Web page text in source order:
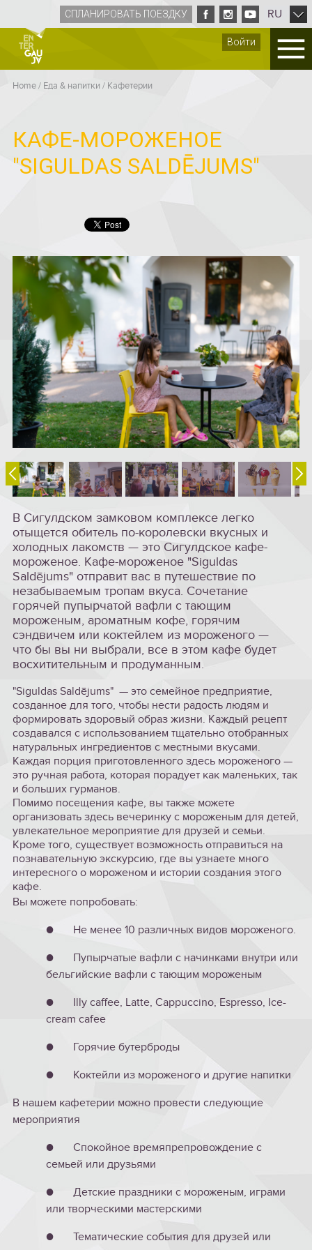
Войти
СПЛАНИРОВАТЬ ПОЕЗДКУ RU
Home/ Eда & напитки / Кафетерии
КАФЕ-МОРОЖЕНОЕ
"SIGULDAS SALDĒJUMS"
В Сигулдском замковом комплексе легко
отыщется обитель по-королевски вкусных и
холодных лакомств — это Сигулдское кафе-
мороженое. Кафе-мороженое "Siguldas
Saldējums" отправит вас в путешествие по
незабываемым тропам вкуса. Сочетание
горячей пупырчатой вафли с тающим
мороженым, ароматным кофе, горячим
сэндвичем или коктейлем из мороженого —
что бы вы ни выбрали, все в этом кафе будет
восхитительным и продуманным.
"Siguldas Saldējums" — это семейное предприятие,
созданное для того, чтобы нести радость людям и
формировать здоровый образ жизни. Каждый рецепт
создавался с использованием тщательно отобранных
натуральных ингредиентов с местными вкусами.
Каждая порция приготовленного здесь мороженого —
это ручная работа, которая порадует как маленьких, так
и больших гурманов.
Помимо посещения кафе, вы также можете
организовать здесь вечеринку с мороженым для детей,
увлекательное мероприятие для друзей и семьи.
Кроме того, существует возможность отправиться на
познавательную экскурсию, где вы узнаете много
интересного о мороженом и истории создания этого
кафе.
Вы можете попробовать:
● Не менее 10 различных видов мороженого.
● Пупырчатые вафли с начинками внутри или
бельгийские вафли с тающим мороженым
● Illy caffee, Latte, Cappuccino, Espresso, Ice-
cream cafee
● Горячие бутерброды
● Коктейли из мороженого и другие напитки
В нашем кафетерии можно провести следующие
мероприятия
● Спокойное времяпрепровождение с
семьей или друзьями
● Детские праздники с мороженым, играми
или творческими мастерскими
● Тематические события для друзей или